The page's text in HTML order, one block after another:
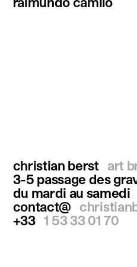
christian berst
art
3-5 passage des
du mardi au samedi
contact@
+33 1 53 33 01 70